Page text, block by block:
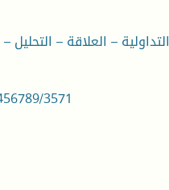
التداولية – العلاقة –
3571